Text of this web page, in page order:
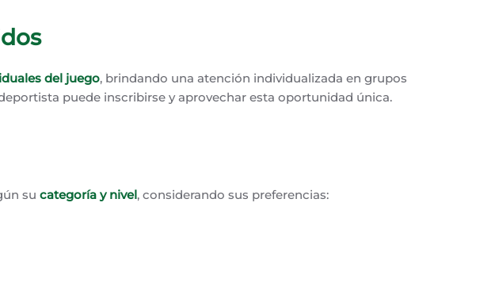
del juego, brindando una atención individualizada en grupos
puede inscribirse y aprovechar esta oportunidad única.
su categoría y nivel, considerando sus preferencias: